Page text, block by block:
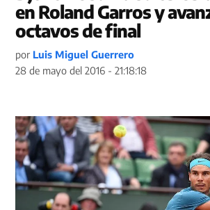
en Roland Garros y
octavos de final
por Luis Miguel Guerrero
28 de mayo del 2016 - 21:18:18